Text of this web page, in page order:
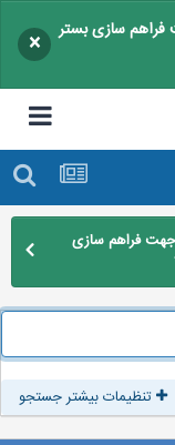
سازی بستر
×
فراهم سازی
تنظیمات بیشتر جستجو